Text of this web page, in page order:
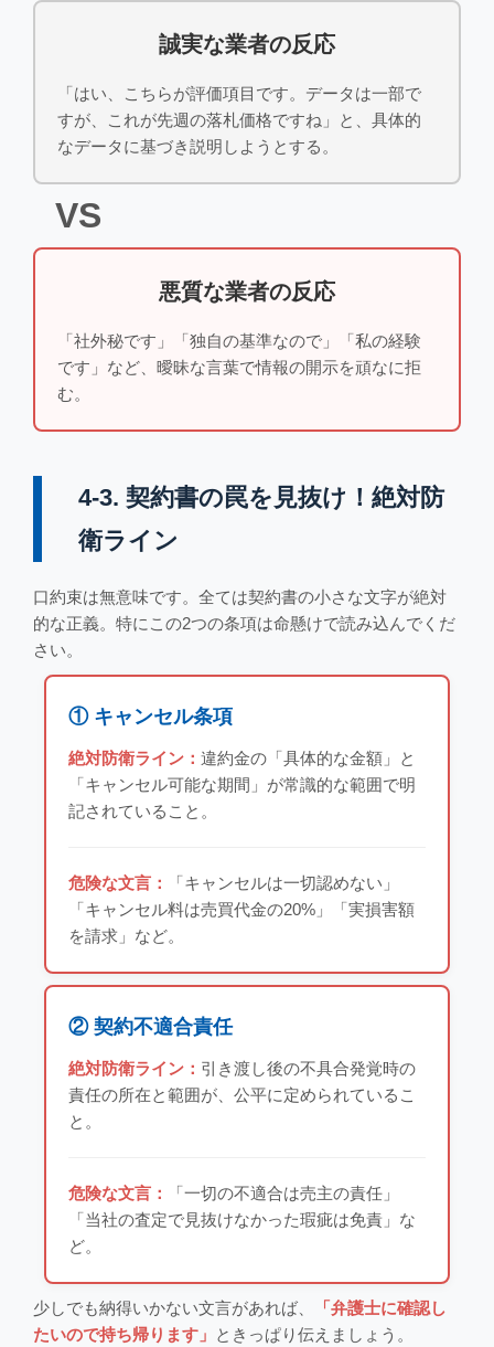
誠実な業者の反応
「はい、こちらが評価項目です。データは一部で
すが、これが先週の落札価格ですね」と、具体的
なデータに基づき説明しようとする。
VS
悪質な業者の反応
「社外秘です」「独自の基準なので」「私の経験
です」など、曖昧な言葉で情報の開示を頑なに拒
む。
4-3. 契約書の罠を見抜け！絶対防
衛ライン
口約束は無意味です。全ては契約書の小さな文字が絶対
的な正義。特にこの2つの条項は命懸けで読み込んでくだ
さい。
① キャンセル条項
絶対防衛ライン： 違約金の「具体的な金額」と
「キャンセル可能な期間」が常識的な範囲で明
記されていること。
危険な文言：
「キャンセルは一切認めない」
「キャンセル料は売買代金の20%」「実損害額
を請求」など。
② 契約不適合責任
絶対防衛ライン： 引き渡し後の不具合発覚時の
責任の所在と範囲が、公平に定められているこ
と。
危険な文言：
「一切の不適合は売主の責任」
「当社の査定で見抜けなかった瑕疵は免責」な
ど。
少しでも納得いかない文言があれば、
「弁護士に確認し
たいので持ち帰ります」 ときっぱり伝えましょう。